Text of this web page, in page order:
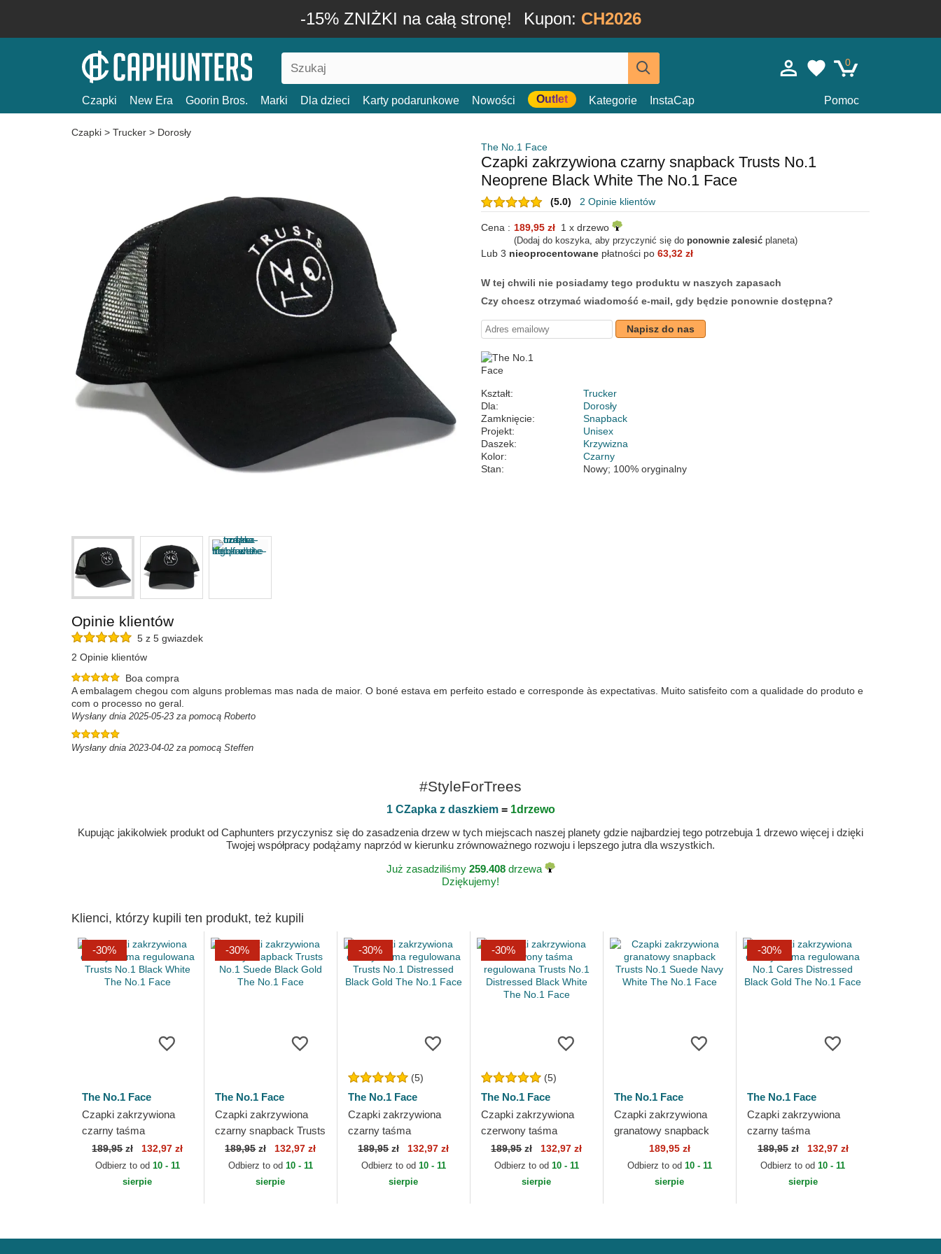
-15% ZNIŻKI na całą stronę! Kupon: CH2026
0
Czapki New Era Goorin Bros. Marki Dla dzieci Karty podarunkowe Nowości Outlet Kategorie InstaCap Pomoc
Czapki > Trucker > Dorosły
The No.1 Face
Czapki zakrzywiona czarny snapback Trusts No.1
Neoprene Black White The No.1 Face
(5.0) 2 Opinie klientów
Cena : 189,95 zł 1 x drzewo
(Dodaj do koszyka, aby przyczynić się do ponownie zalesić planeta)
Lub 3 nieoprocentowane płatności po 63,32 zł
W tej chwili nie posiadamy tego produktu w naszych zapasach
Czy chcesz otrzymać wiadomość e-mail, gdy będzie ponownie dostępna?
Napisz do nas
Kształt:
Trucker
Dla:
Dorosły
Zamknięcie:
Snapback
Projekt:
Unisex
Daszek:
Krzywizna
Kolor:
Czarny
Stan:
Nowy; 100% oryginalny
Opinie klientów
5 z 5 gwiazdek
2 Opinie klientów
Boa compra
A embalagem chegou com alguns problemas mas nada de maior. O boné estava em perfeito estado e corresponde às expectativas. Muito satisfeito com a qualidade do produto e
com o processo no geral.
Wysłany dnia 2025-05-23 za pomocą Roberto
Wysłany dnia 2023-04-02 za pomocą Steffen
#StyleForTrees
1 CZapka z daszkiem= 1drzewo
Kupując jakikolwiek produkt od Caphunters przyczynisz się do zasadzenia drzew w tych miejscach naszej planety gdzie najbardziej tego potrzebuja 1 drzewo więcej i dzięki
Twojej współpracy podążamy naprzód w kierunku zrównoważnego rozwoju i lepszego jutra dla wszystkich.
Już zasadziliśmy 259.408drzewa
Dziękujemy!
Klienci, którzy kupili ten produkt, też kupili
-30%
The No.1 Face
Czapki zakrzywiona
czarny taśma
regulowana Trusts No.1
Black White The No.1
189,95zł 132,97 zł
Odbierz to od 10 - 11
sierpie
-30%
The No.1 Face
Czapki zakrzywiona
czarny snapback Trusts
No.1 Suede Black Gold
The No.1 Face
189,95zł 132,97 zł
Odbierz to od 10 - 11
sierpie
-30%
(5)
The No.1 Face
Czapki zakrzywiona
czarny taśma
regulowana Trusts No.1
Distressed Black Gold
The No.1 Face
189,95zł 132,97 zł
Odbierz to od 10 - 11
sierpie
-30%
(5)
The No.1 Face
Czapki zakrzywiona
czerwony taśma
regulowana Trusts No.1
Distressed Black White
The No.1 Face
189,95zł 132,97 zł
Odbierz to od 10 - 11
sierpie
The No.1 Face
Czapki zakrzywiona
granatowy snapback
Trusts No.1 Suede
Navy White The No.1
189,95 zł
Odbierz to od 10 - 11
sierpie
-30%
The No.1 Face
Czapki zakrzywiona
czarny taśma
regulowana No.1 Cares
Distressed Black Gold
The No.1 Face
189,95zł 132,97 zł
Odbierz to od10 - 11
sierpie